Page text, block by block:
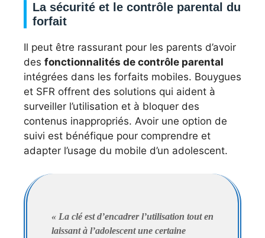
La sécurité et le contrôle parental du
forfait
Il peut être rassurant pour les parents d’avoir
des fonctionnalités de contrôle parental
intégrées dans les forfaits mobiles. Bouygues
et SFR offrent des solutions qui aident à
surveiller l’utilisation et à bloquer des
contenus inappropriés. Avoir une option de
suivi est bénéfique pour comprendre et
adapter l’usage du mobile d’un adolescent.
« La clé est d’encadrer l’utilisation tout en
laissant à l’adolescent une certaine